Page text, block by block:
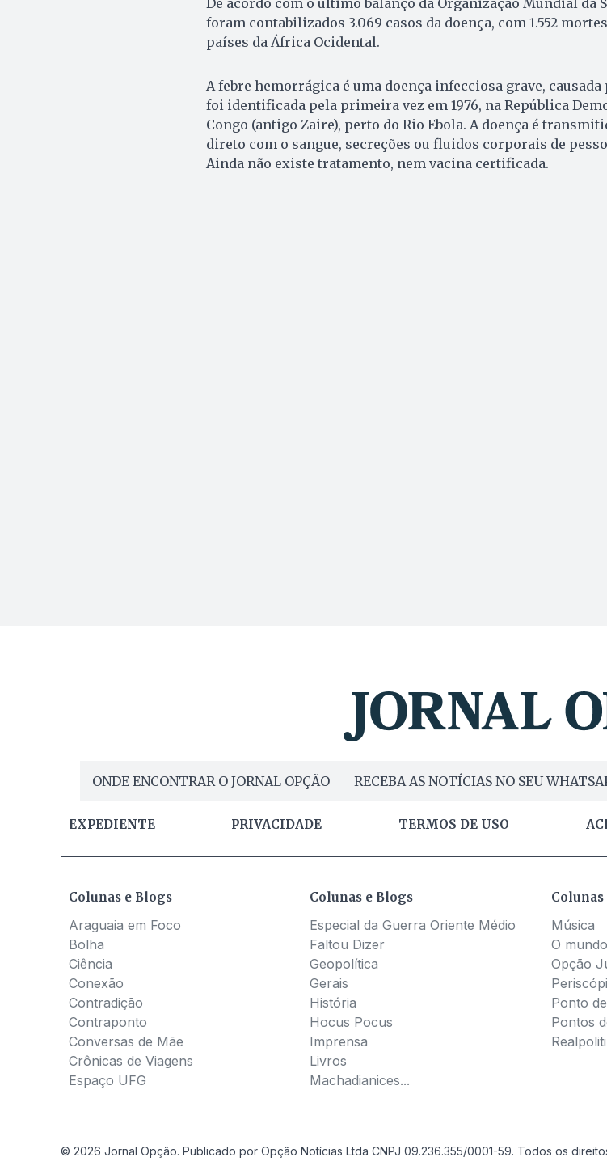
De acordo com o último balanço da Organização Mundial da
foram contabilizados 3.069 casos da doença, com 1.552
países da África Ocidental.
A febre hemorrágica é uma doença infecciosa grave,
foi identificada pela primeira vez em 1976, na República
Congo (antigo Zaire), perto do Rio Ebola. A doença é
direto com o sangue, secreções ou fluidos corporais de
Ainda não existe tratamento, nem vacina certificada.
ONDE ENCONTRAR O JORNAL OPÇÃO RECEBA AS NOTÍCIAS NO SEU
EXPEDIENTE PRIVACIDADE TERMOS DE USO
Colunas e Blogs
Araguaia em Foco
Bolha
Ciência
Conexão
Contradição
Contraponto
Conversas de Mãe
Crônicas de Viagens
Espaço UFG
Colunas e Blogs
Especial da Guerra Oriente Médio
Faltou Dizer
Geopolítica
Gerais
História
Hocus Pocus
Imprensa
Livros
Machadianices...
Música
O
Opção
Ponto
Pontos
© 2026 Jornal Opção. Publicado por Opção Notícias Ltda CNPJ 09.236.355/0001-59. Todos os